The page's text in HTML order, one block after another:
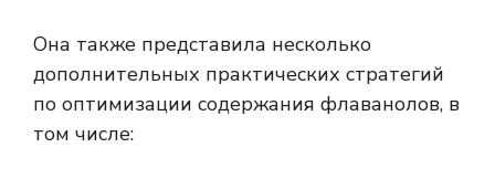
Она также представила несколько
дополнительных практических стратегий
по оптимизации содержания флаванолов, в
том числе: